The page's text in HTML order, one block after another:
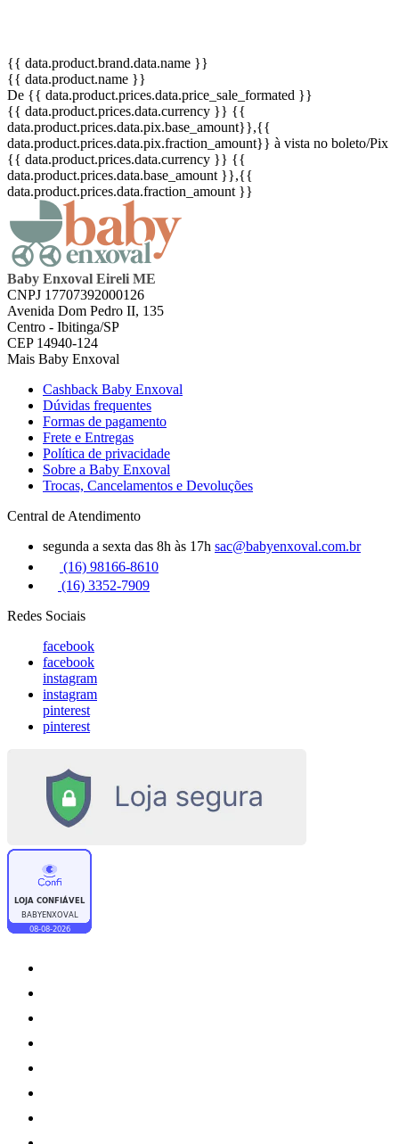
{{ data.product.brand.data.name }}
{{ data.product.name }}
De {{ data.product.prices.data.price_sale_formated }}
{{ data.product.prices.data.currency }} {{
data.product.prices.data.pix.base_amount}},{{
data.product.prices.data.pix.fraction_amount}} à vista no boleto/Pix
{{ data.product.prices.data.currency }} {{
data.product.prices.data.base_amount }},{{
data.product.prices.data.fraction_amount }}
Baby Enxoval Eireli ME
CNPJ 17707392000126
Avenida Dom Pedro II, 135
Centro - Ibitinga/SP
CEP 14940-124
Mais Baby Enxoval
Cashback Baby Enxoval
Dúvidas frequentes
Formas de pagamento
Frete e Entregas
Política de privacidade
Sobre a Baby Enxoval
Trocas, Cancelamentos e Devoluções
Central de Atendimento
segunda a sexta das 8h às 17h sac@babyenxoval.com.br
(16) 98166-8610
(16) 3352-7909
Redes Sociais
facebook
facebook
instagram
instagram
pinterest
pinterest